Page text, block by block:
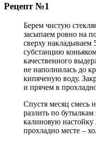
Рецепт №1
Берем чистую
засыпаем ровно на
сверху накладываем
субстанцию
качественного
не наполнилась до
кипяченую воду.
и прячем в
Спустя месяц смесь
разлить по
калиновую
прохладно месте –